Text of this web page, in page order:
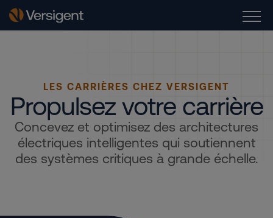
LES CARRIÈRES CHEZ VERSIGENT
Propulsez votre carrière
Concevez et optimisez des architectures
électriques intelligentes qui soutiennent
des systèmes critiques à grande échelle.